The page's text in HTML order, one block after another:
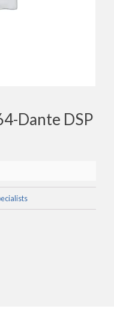
Dante DSP